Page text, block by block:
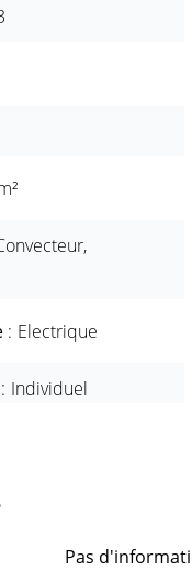
Electrique
Individuel
Pas